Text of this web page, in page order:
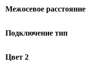
Межосевое расстояние
Подключение тип
Цвет 2